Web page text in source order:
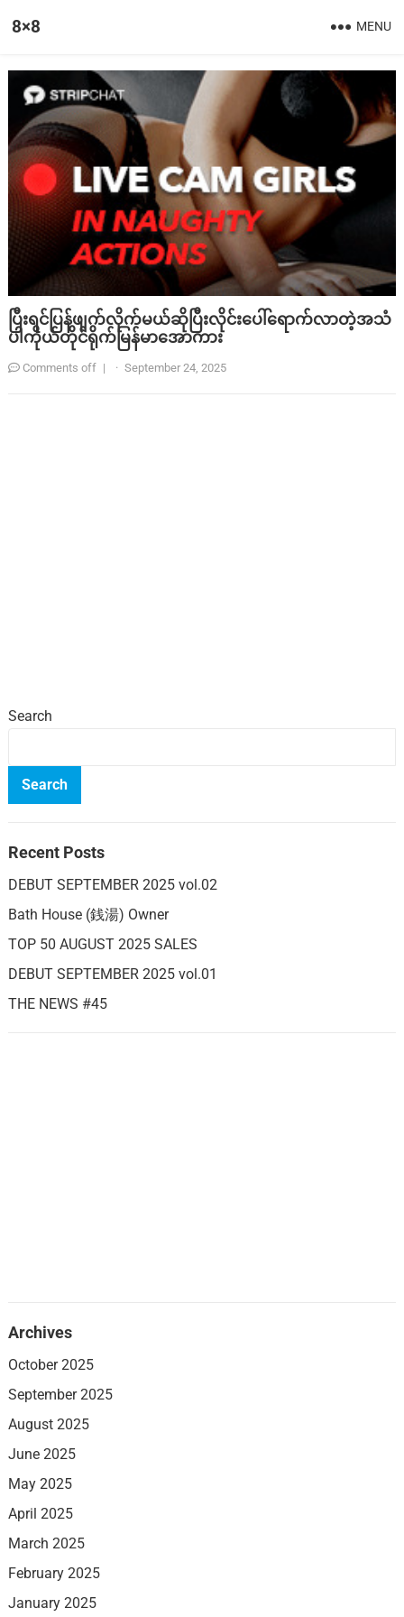
8×8 MENU
ပြီးရင်ပြန်ဖျက်လိုက်မယ်ဆိုပြီးလိုင်းပေါ်ရောက်လာတဲ့အသံ
ပါကိုယ်တိုင်ရိုက်မြန်မာအောကား
Comments off | · September 24, 2025
Search
Search
Recent Posts
DEBUT SEPTEMBER 2025 vol.02
Bath House (銭湯) Owner
TOP 50 AUGUST 2025 SALES
DEBUT SEPTEMBER 2025 vol.01
THE NEWS #45
Archives
October 2025
September 2025
August 2025
June 2025
May 2025
April 2025
March 2025
February 2025
January 2025